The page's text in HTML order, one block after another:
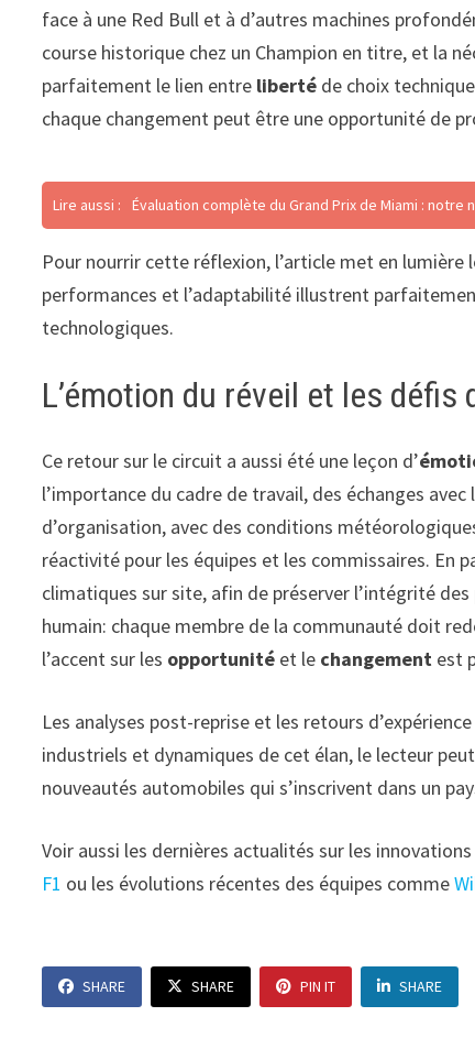
face à une Red Bull et à d’autres machines
course historique chez un Champion en titre, et la
parfaitement le lien entre liberté de choix
chaque changement peut être une opportunité de
Lire aussi : Évaluation complète du Grand Prix de Miami : notre
Pour nourrir cette réflexion, l’article met en
performances et l’adaptabilité illustrent
technologiques.
L’émotion du réveil et les défis
Ce retour sur le circuit a aussi été une leçon d’
l’importance du cadre de travail, des échanges
d’organisation, avec des conditions
réactivité pour les équipes et les commissaires. En
climatiques sur site, afin de préserver l’intégrité
humain: chaque membre de la communauté doit
l’accent sur les opportunité et le changement est
Les analyses post-reprise et les retours
industriels et dynamiques de cet élan, le lecteur
nouveautés automobiles qui s’inscrivent dans un
Voir aussi les dernières actualités sur les
F1 ou les évolutions récentes des équipes comme
SHARE SHARE PIN IT SHARE